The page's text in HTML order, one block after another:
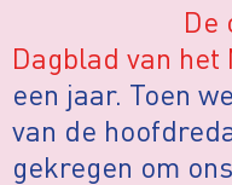
De
Dagblad van het
een jaar. Toen
van de
gekregen om